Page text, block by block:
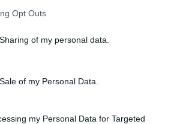
Opt Outs
of my personal data.
of my Personal Data.
my Personal Data for Targeted
në këmbë, prania e Sinan
edhe njëherë lidhjen e fortë të
do të ketë edhe emra të